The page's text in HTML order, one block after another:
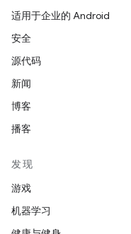
适用于企业的 Android
安全
源代码
新闻
博客
播客
发现
游戏
机器学习